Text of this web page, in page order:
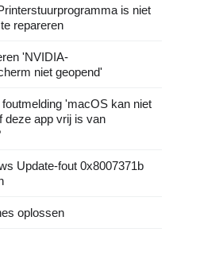
is niet
repareren
'NVIDIA-
niet geopend'
'macOS kan niet
deze app vrij is van
Update-fout 0x8007371b
oplossen